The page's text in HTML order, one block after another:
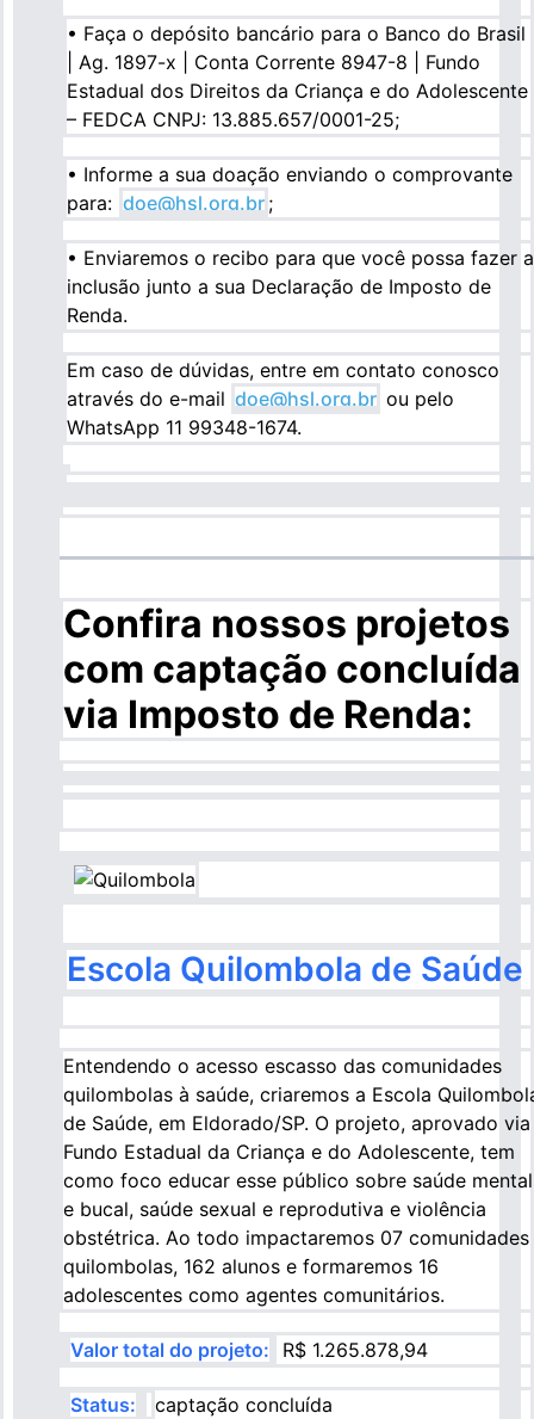
• Faça o depósito bancário para o Banco do Brasil
| Ag. 1897-x | Conta Corrente 8947-8 | Fundo
Estadual dos Direitos da Criança e do Adolescente
– FEDCA CNPJ: 13.885.657/0001-25;
• Informe a sua doação enviando o comprovante
para: doe@hsl.org.br ;
• Enviaremos o recibo para que você possa fazer a
inclusão junto a sua Declaração de Imposto de
Renda.
Em caso de dúvidas, entre em contato conosco
através do e-mail doe@hsl.org.br ou pelo
WhatsApp 11 99348-1674.
Confira nossos projetos
com captação concluída
via Imposto de Renda:
Imagem
Escola Quilombola de Saúde
Entendendo o acesso escasso das comunidades
quilombolas à saúde, criaremos a Escola
de Saúde, em Eldorado/SP. O projeto, aprovado via
Fundo Estadual da Criança e do Adolescente, tem
como foco educar esse público sobre saúde mental
e bucal, saúde sexual e reprodutiva e violência
obstétrica. Ao todo impactaremos 07 comunidades
quilombolas, 162 alunos e formaremos 16
adolescentes como agentes comunitários.
Valor total do projeto: R$ 1.265.878,94
Status: captação concluída